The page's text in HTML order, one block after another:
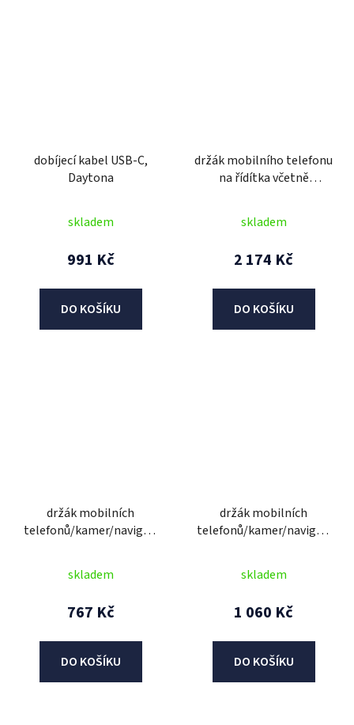
dobíjecí kabel USB-C,
Daytona
skladem
991 Kč
DO KOŠÍKU
držák mobilního telefonu
na řídítka včetně
skladem
2 174 Kč
DO KOŠÍKU
držák mobilních
telefonů/kamer/navigací
cyklo řídítka, OXFORD
skladem
767 Kč
DO KOŠÍKU
držák mobilních
telefonů/kamer/navigací
skladem
1 060 Kč
DO KOŠÍKU